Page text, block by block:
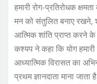
हमारी रोग-प्रतिरोधक
मन को संतुलित बनाए रखने,
आत्मिक शांति प्राप्त करने
कश्यप ने कहा कि योग
आध्यात्मिक विरासत का
प्रथम ज्ञानदाता माना जाता